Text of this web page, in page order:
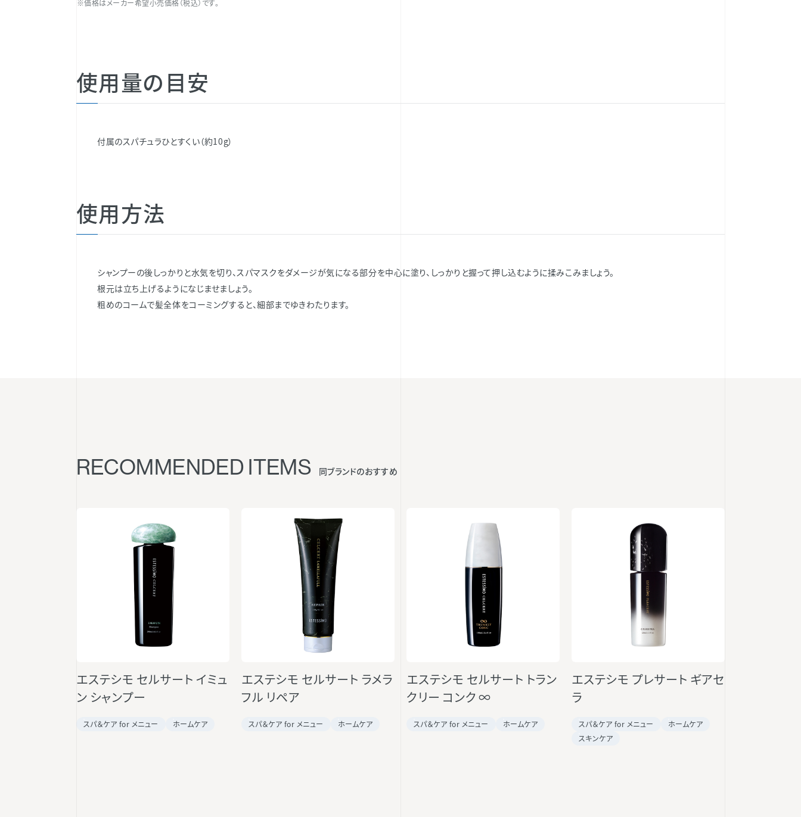
※価格はメーカー希望小売価格（税込）です。
使用量の目安
付属のスパチュラひとすくい（約10g）
使用方法
シャンプーの後しっかりと水気を切り、スパマスクをダメージが気になる部分を中心に塗り、しっかりと握って押し込むように揉みこみましょう。
根元は立ち上げるようになじませましょう。
粗めのコームで髪全体をコーミングすると、細部までゆきわたります。
RECOMMENDED ITEMS 同ブランドのおすすめ
エステシモ セルサート イミュ
ン シャンプー
スパ＆ケア for メニュー ホームケア
エステシモ セルサート ラメラ
フル リペア
スパ＆ケア for メニュー ホームケア
エステシモ セルサート トラン
クリー コンク ∞
スパ＆ケア for メニュー ホームケア
エステシモ プレサート ギアセ
ラ
スパ＆ケア for メニュー
ホームケア
スキンケア